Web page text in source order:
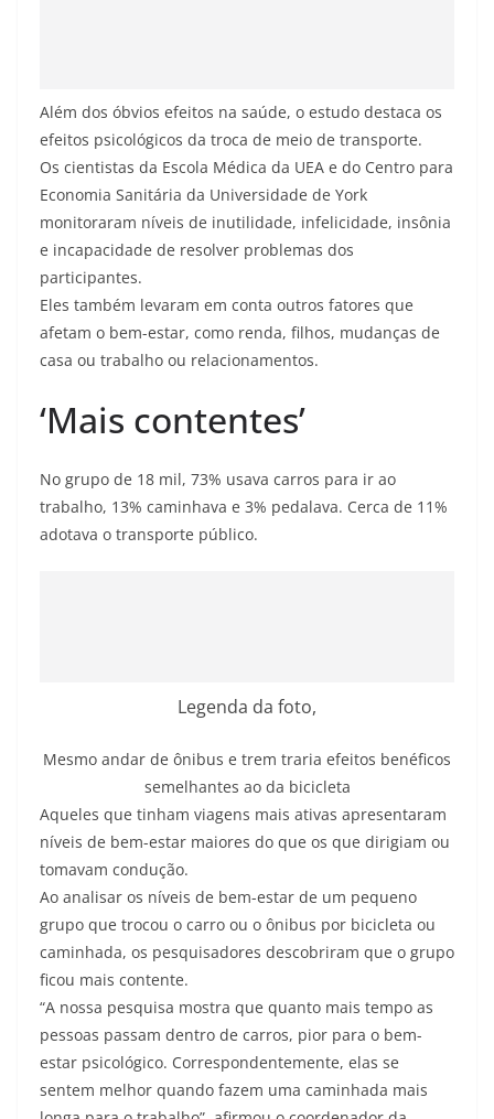
Além dos óbvios efeitos na saúde, o estudo destaca os
efeitos psicológicos da troca de meio de transporte.
Os cientistas da Escola Médica da UEA e do Centro para
Economia Sanitária da Universidade de York
monitoraram níveis de inutilidade, infelicidade, insônia
e incapacidade de resolver problemas dos
participantes.
Eles também levaram em conta outros fatores que
afetam o bem-estar, como renda, filhos, mudanças de
casa ou trabalho ou relacionamentos.
‘Mais contentes’
No grupo de 18 mil, 73% usava carros para ir ao
trabalho, 13% caminhava e 3% pedalava. Cerca de 11%
adotava o transporte público.
Legenda da foto,
Mesmo andar de ônibus e trem traria efeitos benéficos
semelhantes ao da bicicleta
Aqueles que tinham viagens mais ativas apresentaram
níveis de bem-estar maiores do que os que dirigiam ou
tomavam condução.
Ao analisar os níveis de bem-estar de um pequeno
grupo que trocou o carro ou o ônibus por bicicleta ou
caminhada, os pesquisadores descobriram que o grupo
ficou mais contente.
“A nossa pesquisa mostra que quanto mais tempo as
pessoas passam dentro de carros, pior para o bem-
estar psicológico. Correspondentemente, elas se
sentem melhor quando fazem uma caminhada mais